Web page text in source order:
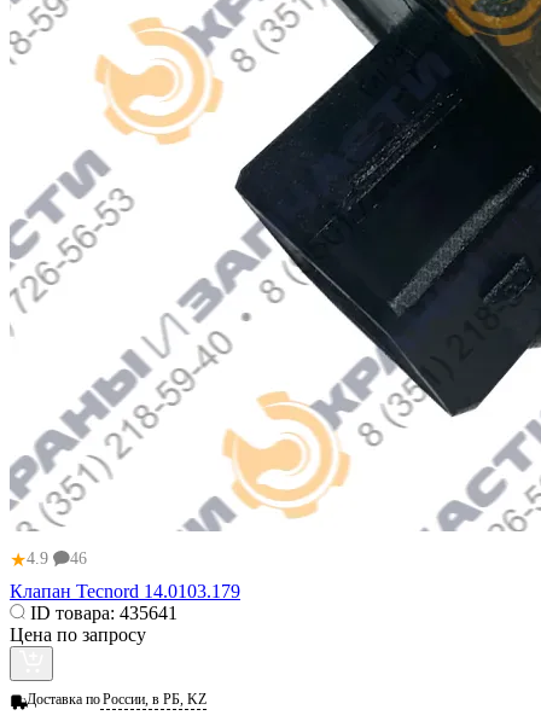
★4.9 46
Клапан Tecnord 14.0103.179
ID товара: 435641
Цена по запросу
Доставка поРоссии, в РБ, KZ